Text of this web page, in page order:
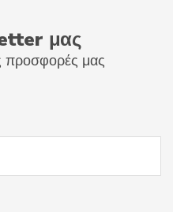
μας
προσφορές μας